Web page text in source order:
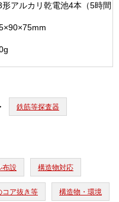
形アルカリ乾電池4本（5時間）
鉄筋等探査器
布設 構造物対応
コア抜き等 構造物・環境